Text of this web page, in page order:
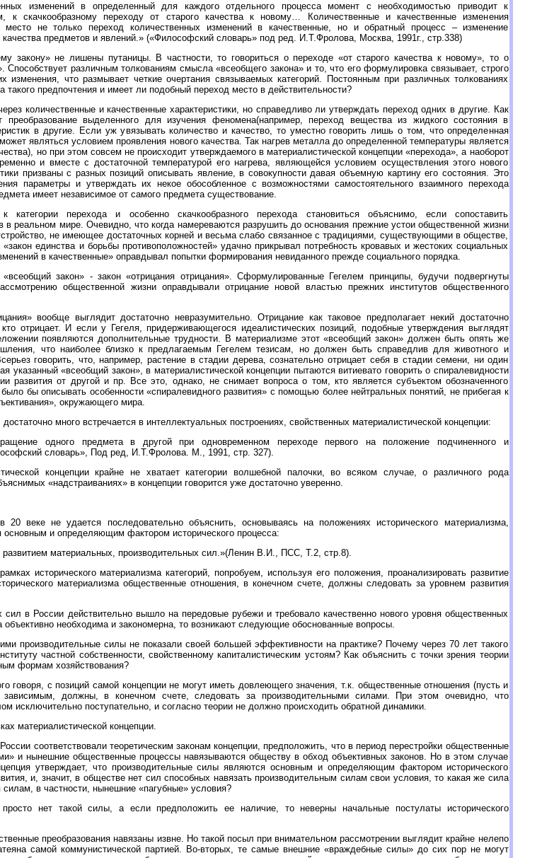
изменений в определенный для каждого отдельного процесса момент с необходимостью приводит к
к скачкообразному переходу от старого качества к новому… Количественные и качественные изменения
не только переход количественных изменений в качественные, но и обратный процесс – изменение
качества предметов и явлений.» («Философский словарь» под ред. И.Т.Фролова, Москва, 1991г., стр.338)
закону» не лишены путаницы. В частности, то говориться о переходе «от старого качества к новому», то о
Способствует различным толкованиям смысла «всеобщего закона» и то, что его формулировка связывает, строго
изменения, что размывает четкие очертания связываемых категорий. Постоянным при различных толкованиях
предпочтения и имеет ли подобный переход место в действительности?
количественные и качественные характеристики, но справедливо ли утверждать переход одних в другие. Как
выделенного для изучения феномена(например, переход вещества из жидкого состояния в
в другие. Если уж увязывать количество и качество, то уместно говорить лишь о том, что определенная
являться условием проявления нового качества. Так нагрев металла до определенной температуры является
но при этом совсем не происходит утверждаемого в материалистической концепции «перехода», а наоборот
и вместе с достаточной температурой его нагрева, являющейся условием осуществления этого нового
призваны с разных позиций описывать явление, в совокупности давая объемную картину его состояния. Это
параметры и утверждать их некое обособленное с возможностями самостоятельного взаимного перехода
имеет независимое от самого предмета существование.
к категории перехода и особенно скачкообразного перехода становиться объяснимо, если сопоставить
в реальном мире. Очевидно, что когда намереваются разрушить до основания прежние устои общественной жизни
не имеющее достаточных корней и весьма слабо связанное с традициями, существующими в обществе,
единства и борьбы противоположностей» удачно прикрывал потребность кровавых и жестоких социальных
в качественные» оправдывал попытки формирования невиданного прежде социального порядка.
закон» - закон «отрицания отрицания». Сформулированные Гегелем принципы, будучи подвергнуты
общественной жизни оправдывали отрицание новой властью прежних институтов общественного
вообще выглядит достаточно невразумительно. Отрицание как таковое предполагает некий достаточно
отрицает. И если у Гегеля, придерживающегося идеалистических позиций, подобные утверждения выглядят
появляются дополнительные трудности. В материализме этот «всеобщий закон» должен быть опять же
что наиболее близко к предлагаемым Гегелем тезисам, но должен быть справедлив для животного и
говорить, что, например, растение в стадии дерева, сознательно отрицает себя в стадии семени, ни один
указанный «всеобщий закон», в материалистической концепции пытаются витиевато говорить о спиралевидности
развития от другой и пр. Все это, однако, не снимает вопроса о том, кто является субъектом обозначенного
бы описывать особенности «спиралевидного развития» с помощью более нейтральных понятий, не прибегая к
окружающего мира.
много встречается в интеллектуальных построениях, свойственных материалистической концепции:
одного предмета в другой при одновременном переходе первого на положение подчиненного и
словарь», Под ред, И.Т.Фролова. М., 1991, стр. 327).
концепции крайне не хватает категории волшебной палочки, во всяком случае, о различного рода
«надстраиваниях» в концепции говорится уже достаточно уверенно.
веке не удается последовательно объяснить, основываясь на положениях исторического материализма,
и определяющим фактором исторического процесса:
материальных, производительных сил.»(Ленин В.И., ПСС, Т.2, стр.8).
исторического материализма категорий, попробуем, используя его положения, проанализировать развитие
материализма общественные отношения, в конечном счете, должны следовать за уровнем развития
сил в России действительно вышло на передовые рубежи и требовало качественно нового уровня общественных
необходима и закономерна, то возникают следующие обоснованные вопросы.
производительные силы не показали своей большей эффективности на практике? Почему через 70 лет такого
частной собственности, свойственному капиталистическим устоям? Как объяснить с точки зрения теории
формам хозяйствования?
говоря, с позиций самой концепции не могут иметь довлеющего значения, т.к. общественные отношения (пусть и
должны, в конечном счете, следовать за производительными силами. При этом очевидно, что
исключительно поступательно, и согласно теории не должно происходить обратной динамики.
материалистической концепции.
соответствовали теоретическим законам концепции, предположить, что в период перестройки общественные
и нынешние общественные процессы навязываются обществу в обход объективных законов. Но в этом случае
утверждает, что производительные силы являются основным и определяющим фактором исторического
и, значит, в обществе нет сил способных навязать производительным силам свои условия, то какая же сила
в частности, нынешние «пагубные» условия?
нет такой силы, а если предположить ее наличие, то неверны начальные постулаты исторического
преобразования навязаны извне. Но такой посыл при внимательном рассмотрении выглядит крайне нелепо
самой коммунистической партией. Во-вторых, те самые внешние «враждебные силы» до сих пор не могут